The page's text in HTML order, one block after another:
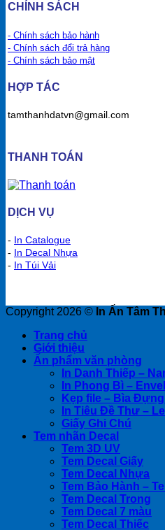
CHÍNH SÁCH
- Chính sách bảo hành
- Chính sách đổi trả hàng
- Chính sách bảo mật
HỢP TÁC
tamthanhdatvn@gmail.com
THANH TOÁN
DỊCH VỤ
-
In Catalogue
-
In Decal Nhựa
-
In Túi Vải
Copyright 2026 © In Ấn Tâm
Trang chủ
Giới thiệu
Ấn phẩm văn phòng
In Danh Thiếp –
In Phong Bì –
Kẹp file – Bìa
In Tiêu Đề Thư –
Giấy Ghi Chú
Tem nhãn Decal
Tem 3D UV
Tem Decal Giấy
Tem Decal Nhựa
Tem Bảo Hành –
Tem Decal Trong
Tem Decal 7 màu
Tem Decal Thiếc